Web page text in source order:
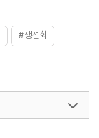
#생선회